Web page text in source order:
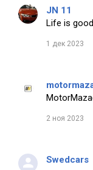
JN 11
Life is good
1 дек 2023
2 ноя 2023
Swedcars